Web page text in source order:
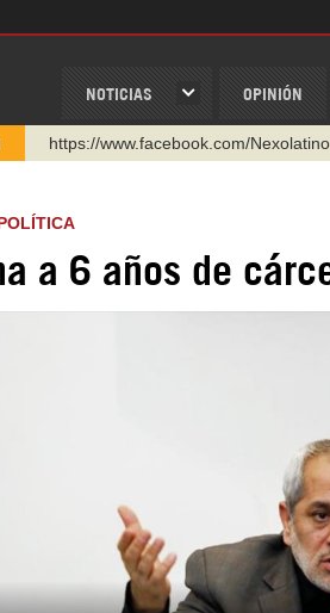
NOTICIAS OPINIÓN
https://www.facebook.com/
http://twitter.com/nexo_latino
https://urmedium.com/c/hispantv
a 6 años de